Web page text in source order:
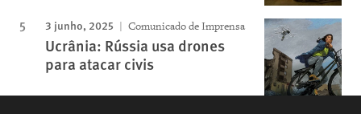
3 junho, 2025 Comunicado de Imprensa
Ucrânia: Rússia usa drones
para atacar civis